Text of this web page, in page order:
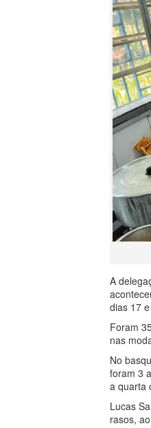
A
dias 17
Foram
nas
No
foram 3
a quarta
Lucas
rasos,